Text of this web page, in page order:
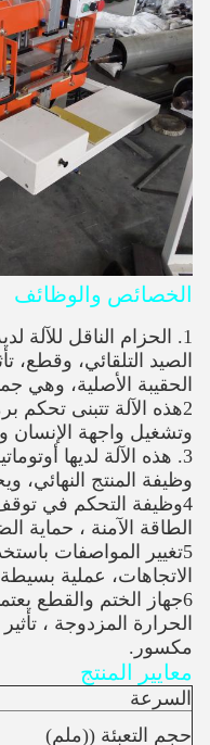
الخصائص والوظائف
1. الحزام الناقل للآلة
الصيد التلقائي، وقطع،
الحقيبة الأصلية، وهي
وتشغيل واجهة الإنسان
3. هذه الآلة لديها
وظيفة المنتج
4وظيفة التحكم في
الطاقة الآمنة ، حماية
5تغيير المواصفات
الاتجاهات، عملية
6جهاز الختم والقطع
الحرارة المزدوجة ،
مكسور.
معايير المنتج
السرعة
حجم التعبئة ((ملم)